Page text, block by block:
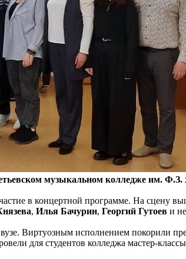
музыкальном колледже им. Ф.З.
в концертной программе. На сцену
, Илья Бачурин, Георгий Гутоев и
Виртуозным исполнением покорили
для студентов колледжа мастер-